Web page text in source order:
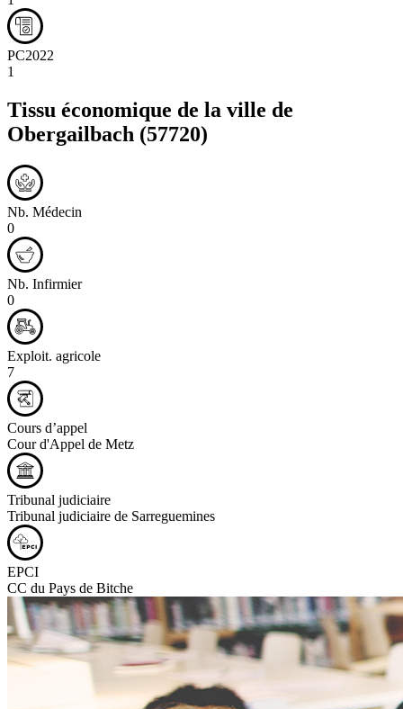
PC2022
1
Tissu économique de la ville de
Obergailbach (57720)
Nb. Médecin
0
Nb. Infirmier
0
Exploit. agricole
7
Cours d’appel
Cour d'Appel de Metz
Tribunal judiciaire
Tribunal judiciaire de Sarreguemines
EPCI
CC du Pays de Bitche